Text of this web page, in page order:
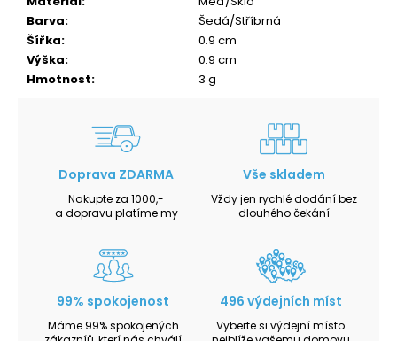
Barva:
Šedá/Stříbrná
Šířka:
0.9 cm
Výška:
0.9 cm
Hmotnost: 3 g
Doprava ZDARMA
Nakupte za 1000,-
a dopravu platíme my
Vše skladem
Vždy jen rychlé dodání bez
dlouhého čekání
99% spokojenost
Máme 99% spokojených
496 výdejních míst
Vyberte si výdejní místo